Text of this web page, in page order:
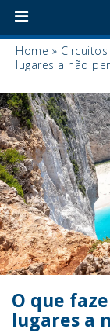
Home » Circuitos
lugares a não
O que
lugares a